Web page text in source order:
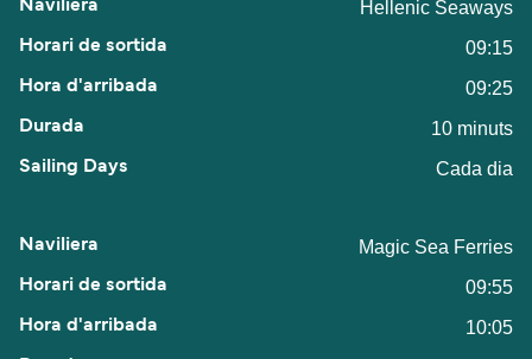
Hellenic Seaways
09:15
09:25
10 minuts
Cada dia
Magic Sea Ferries
09:55
10:05